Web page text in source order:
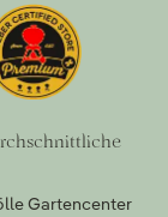
Gartencenter